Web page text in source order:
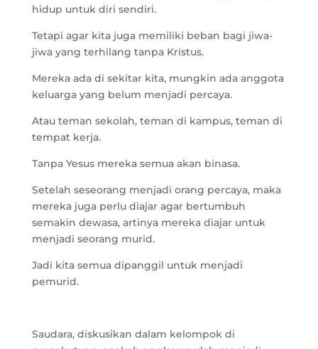
hidup untuk diri sendiri.
Tetapi agar kita juga memiliki beban bagi jiwa-
jiwa yang terhilang tanpa Kristus.
Mereka ada di sekitar kita, mungkin ada anggota
keluarga yang belum menjadi percaya.
Atau teman sekolah, teman di kampus, teman di
tempat kerja.
Tanpa Yesus mereka semua akan binasa.
Setelah seseorang menjadi orang percaya, maka
mereka juga perlu diajar agar bertumbuh
semakin dewasa, artinya mereka diajar untuk
menjadi seorang murid.
Jadi kita semua dipanggil untuk menjadi
pemurid.
Saudara, diskusikan dalam kelompok di